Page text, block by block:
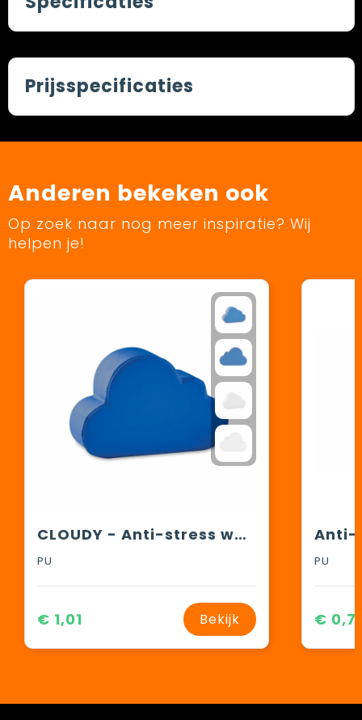
Prijsspecificaties
Anderen bekeken ook
Op zoek naar nog meer inspiratie? Wij
helpen je!
CLOUDY - Anti-stress wolkvorm
PU
€ 1,01 Bekijk
Anti-
PU
€